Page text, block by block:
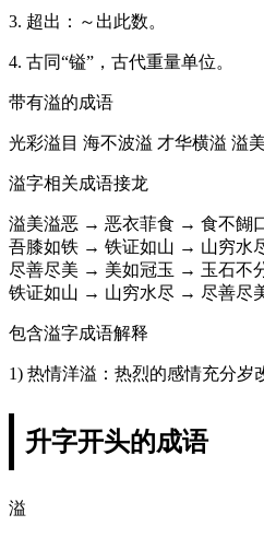
3. 超出：～出此数。
4. 古同“镒”，古代重量单位。
带有溢的成语
光彩溢目 海不波溢 才华横溢 溢
溢字相关成语接龙
溢美溢恶 → 恶衣菲食 → 食不
吾膝如铁 → 铁证如山 → 山穷
尽善尽美 → 美如冠玉 → 玉石
铁证如山 → 山穷水尽 → 尽善
包含溢字成语解释
1) 热情洋溢：热烈的感情充分岁
升字开头的成语
溢